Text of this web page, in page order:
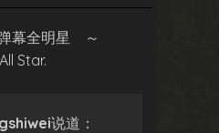
幕全明星 ～
Star.
说道：